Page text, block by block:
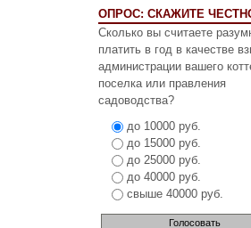
ОПРОС: СКАЖИТЕ
Сколько вы считаете
платить в год в качестве
администрации вашего
поселка или правления
садоводства?
до 10000 руб.
до 15000 руб.
до 25000 руб.
до 40000 руб.
свыше 40000 руб.